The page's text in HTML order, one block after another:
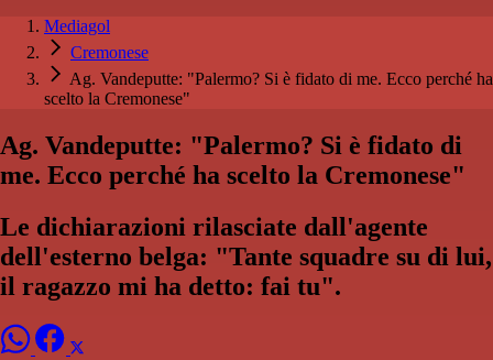
Mediagol
Cremonese
Ag. Vandeputte: "Palermo? Si è fidato di me. Ecco perché ha
scelto la Cremonese"
Ag. Vandeputte: "Palermo? Si è fidato di
me. Ecco perché ha scelto la Cremonese"
Le dichiarazioni rilasciate dall'agente
dell'esterno belga: "Tante squadre su di lui,
il ragazzo mi ha detto: fai tu".